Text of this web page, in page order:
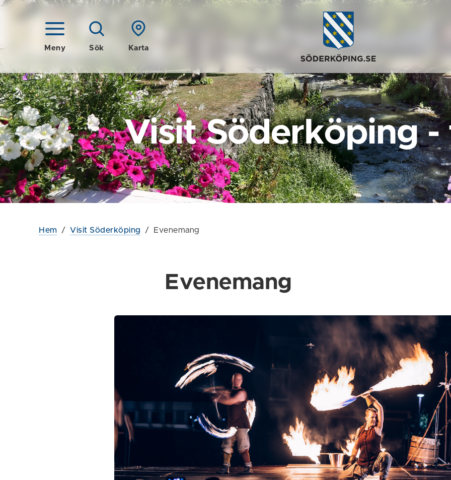
Meny Sök Karta
Visit Söderköping -
Hem / Visit Söderköping / Evenemang
Evenemang